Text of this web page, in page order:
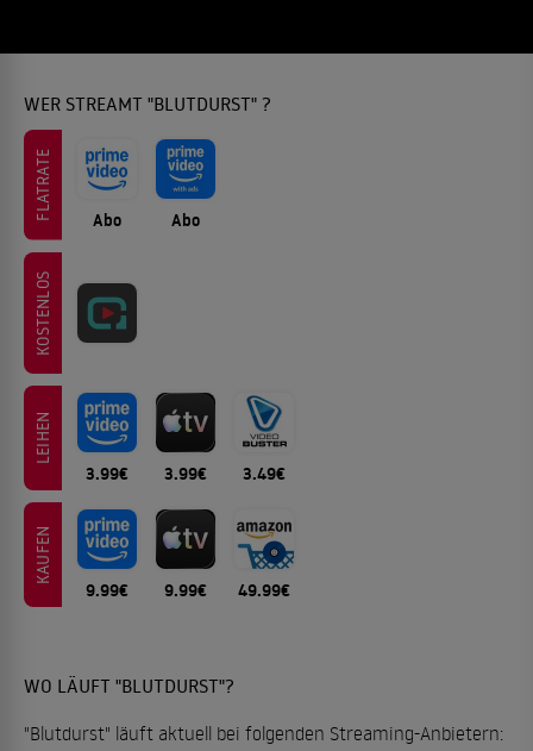
WER STREAMT "BLUTDURST" ?
FLATRATE Abo Abo
KOSTENLOS
LEIHEN
3.99€ 3.99€ 3.49€
KAUFEN
9.99€ 9.99€ 49.99€
WO LÄUFT "BLUTDURST"?
"Blutdurst" läuft aktuell bei folgenden Streaming-Anbietern: